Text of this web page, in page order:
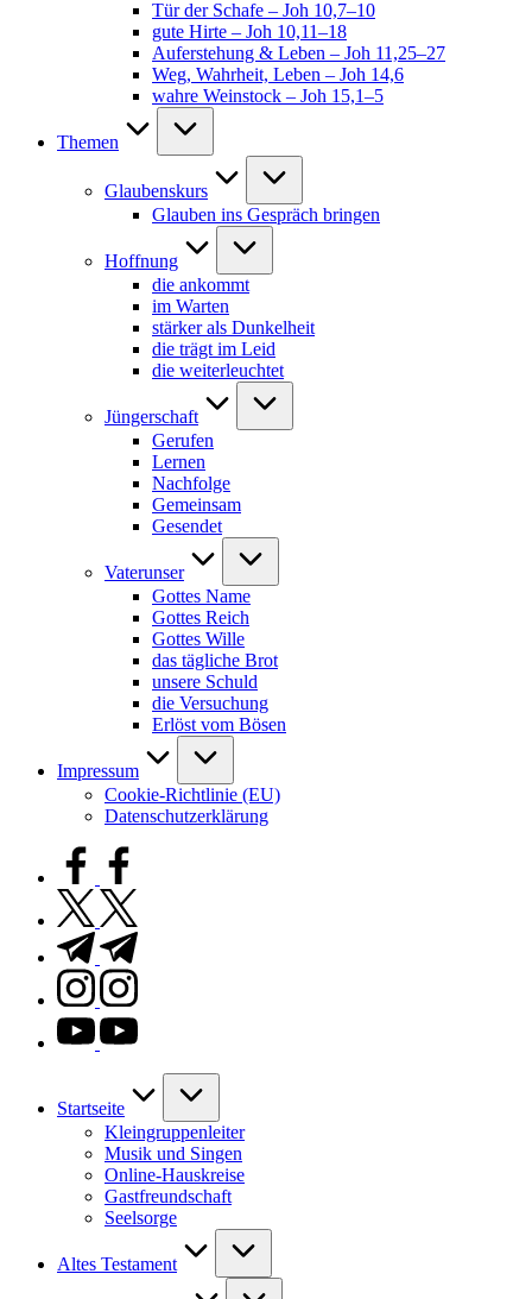
Tür der Schafe – Joh 10,7–10
gute Hirte – Joh 10,11–18
Auferstehung & Leben – Joh 11,25–27
Weg, Wahrheit, Leben – Joh 14,6
wahre Weinstock – Joh 15,1–5
Themen
Glaubenskurs
Glauben ins Gespräch bringen
Hoffnung
die ankommt
im Warten
stärker als Dunkelheit
die trägt im Leid
die weiterleuchtet
Jüngerschaft
Gerufen
Lernen
Nachfolge
Gemeinsam
Gesendet
Vaterunser
Gottes Name
Gottes Reich
Gottes Wille
das tägliche Brot
unsere Schuld
die Versuchung
Erlöst vom Bösen
Impressum
Cookie-Richtlinie (EU)
Datenschutzerklärung
facebook.com
twitter.com
t.me
instagram.com
youtube.com
Startseite
Kleingruppenleiter
Musik und Singen
Online-Hauskreise
Gastfreundschaft
Seelsorge
Altes Testament